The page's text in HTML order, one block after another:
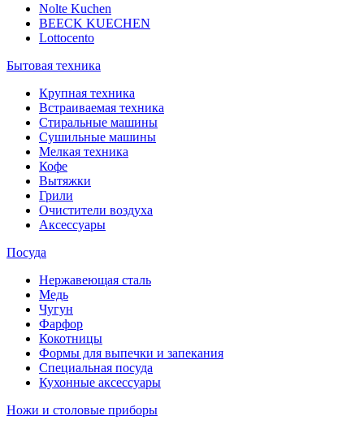
Nolte Kuchen
BEECK KUECHEN
Lottocento
Бытовая техника
Крупная техника
Встраиваемая техника
Стиральные машины
Сушильные машины
Мелкая техника
Кофе
Вытяжки
Грили
Очистители воздуха
Аксессуары
Посуда
Нержавеющая сталь
Медь
Чугун
Фарфор
Кокотницы
Формы для выпечки и запекания
Специальная посуда
Кухонные аксессуары
Ножи и столовые приборы